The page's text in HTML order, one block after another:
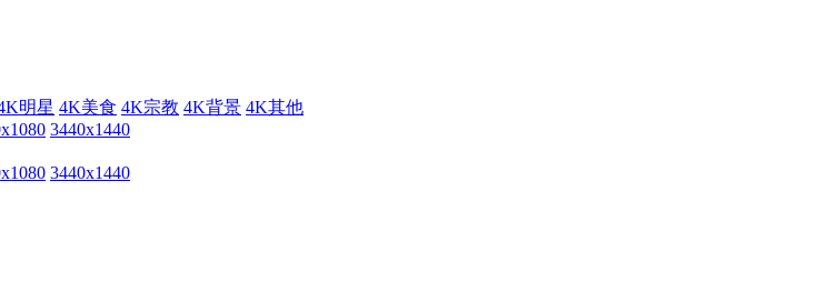
明星 4K美食 4K宗教 4K背景 4K其他
3440x1440
3440x1440